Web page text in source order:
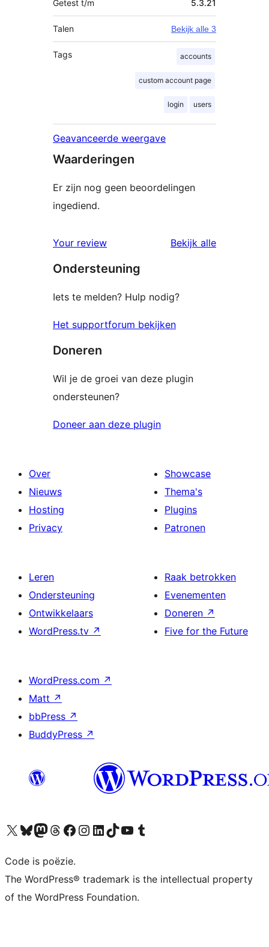
Getest t/m 5.3.21
Talen Bekijk alle 3
Tags accounts
custom account page
login users
Geavanceerde weergave
Waarderingen
Er zijn nog geen beoordelingen
ingediend.
Your review Bekijk alle
Ondersteuning
Iets te melden? Hulp nodig?
Het supportforum bekijken
Doneren
Wil je de groei van deze plugin
ondersteunen?
Doneer aan deze plugin
Over
Nieuws
Hosting
Privacy
Showcase
Thema's
Plugins
Patronen
Leren
Ondersteuning
Ontwikkelaars
WordPress.tv ↗
Raak betrokken
Evenementen
Doneren ↗
Five for the Future
WordPress.com ↗
Matt ↗
bbPress ↗
BuddyPress ↗
Bezoek ons X (voorheen Twitter) account
Bezoek ons Bluesky account
Bezoek ons Mastodon account
Bezoek ons Threads account
Onze Facebook pagina bezoeken
Bezoek ons Instagram account
Bezoek ons LinkedIn account
Bezoek ons TikTok account
Bezoek ons YouTube kanaalBezoek ons Tumblr account
Code is poëzie.
The WordPress® trademark is the intellectual property
of the WordPress Foundation.